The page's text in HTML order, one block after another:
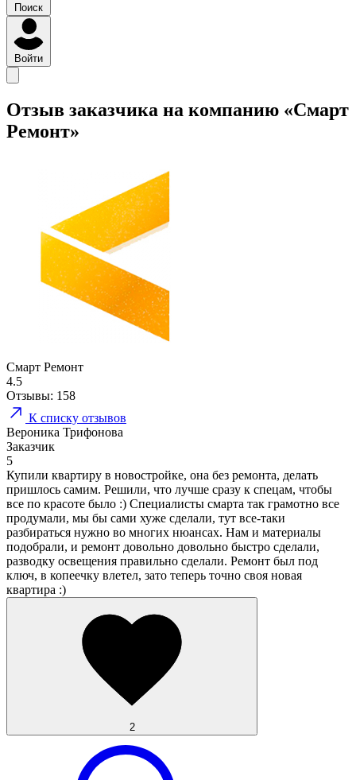
Поиск
Войти
Отзыв заказчика на компанию «Смарт
Ремонт»
Смарт Ремонт
4.5
Отзывы: 158
К списку отзывов
Вероника Трифонова
Заказчик
5
Купили квартиру в новостройке, она без ремонта, делать
пришлось самим. Решили, что лучше сразу к спецам, чтобы
все по красоте было :) Специалисты смарта так грамотно все
продумали, мы бы сами хуже сделали, тут все-таки
разбираться нужно во многих нюансах. Нам и материалы
подобрали, и ремонт довольно довольно быстро сделали,
разводку освещения правильно сделали. Ремонт был под
ключ, в копеечку влетел, зато теперь точно своя новая
квартира :)
2